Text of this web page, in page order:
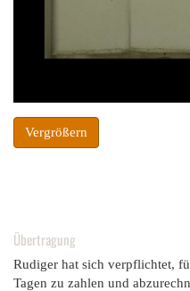
Vergrößern
Übertragung
Rudiger hat sich verpflichtet,
Tagen zu zahlen und